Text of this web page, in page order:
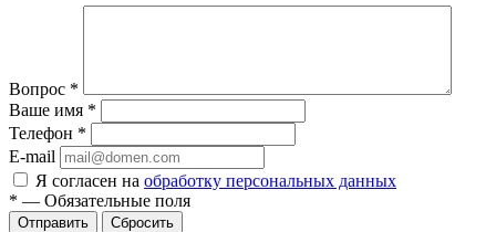
Вопрос *
Ваше имя *
Телефон *
E-mail
Я согласен на обработку персональных данных
* — Обязательные поля
Сбросить